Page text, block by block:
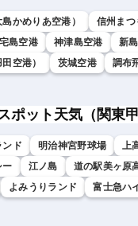
かめりあ空港）
信州ま
島空港 神津島空港
新
空港）
茨城空港
調布
ポット天気（関東甲
ンド 明治神宮野球場
上
ー
江ノ島
道の駅美ヶ原
よみうりランド
富士急ハ